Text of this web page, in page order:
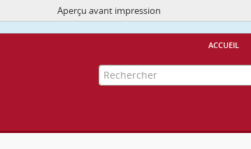
Ce site utilise des cookiesMore Info.
accueil
Aperçu avant impression